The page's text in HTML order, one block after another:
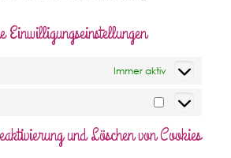
Einwilligungseinstellungen
Immer aktiv
Marketing
und Löschen von Cookies